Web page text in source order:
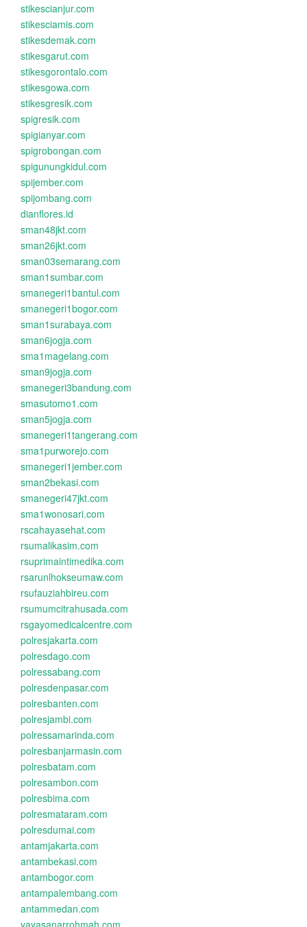
stikescianjur.com
stikesciamis.com
stikesdemak.com
stikesgarut.com
stikesgorontalo.com
stikesgowa.com
stikesgresik.com
spigresik.com
spigianyar.com
spigrobongan.com
spigunungkidul.com
spijember.com
spijombang.com
dianflores.id
sman48jkt.com
sman26jkt.com
sman03semarang.com
sman1sumbar.com
smanegeri1bantul.com
smanegeri1bogor.com
sman1surabaya.com
sman6jogja.com
sma1magelang.com
sman9jogja.com
smanegeri3bandung.com
smasutomo1.com
sman5jogja.com
smanegeri1tangerang.com
sma1purworejo.com
smanegeri1jember.com
sman2bekasi.com
smanegeri47jkt.com
sma1wonosari.com
rscahayasehat.com
rsumalikasim.com
rsuprimaintimedika.com
rsarunlhokseumaw.com
rsufauziahbireu.com
rsumumcitrahusada.com
rsgayomedicalcentre.com
polresjakarta.com
polresdago.com
polressabang.com
polresdenpasar.com
polresbanten.com
polresjambi.com
polressamarinda.com
polresbanjarmasin.com
polresbatam.com
polresambon.com
polresbima.com
polresmataram.com
polresdumai.com
antamjakarta.com
antambekasi.com
antambogor.com
antampalembang.com
antammedan.com
yayasanarrohmah.com